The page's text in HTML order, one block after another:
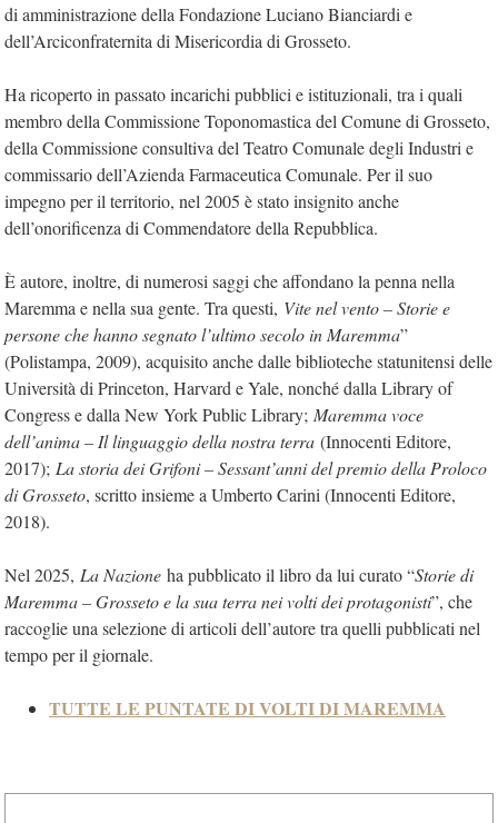
di amministrazione della Fondazione Luciano Bianciardi e
dell’Arciconfraternita di Misericordia di Grosseto.
Ha ricoperto in passato incarichi pubblici e istituzionali, tra i quali
membro della Commissione Toponomastica del Comune di Grosseto,
della Commissione consultiva del Teatro Comunale degli Industri e
commissario dell’Azienda Farmaceutica Comunale. Per il suo
impegno per il territorio, nel 2005 è stato insignito anche
dell’onorificenza di Commendatore della Repubblica.
È autore, inoltre, di numerosi saggi che affondano la penna nella
Maremma e nella sua gente. Tra questi, Vite nel vento – Storie e
persone che hanno segnato l’ultimo secolo in Maremma”
(Polistampa, 2009), acquisito anche dalle biblioteche statunitensi delle
Università di Princeton, Harvard e Yale, nonché dalla Library of
Congress e dalla New York Public Library; Maremma voce
dell’anima – Il linguaggio della nostra terra (Innocenti Editore,
2017); La storia dei Grifoni – Sessant’anni del premio della Proloco
di Grosseto, scritto insieme a Umberto Carini (Innocenti Editore,
2018).
Nel 2025, La Nazione ha pubblicato il libro da lui curato “Storie di
Maremma – Grosseto e la sua terra nei volti dei protagonisti”, che
raccoglie una selezione di articoli dell’autore tra quelli pubblicati nel
tempo per il giornale.
TUTTE LE PUNTATE DI VOLTI DI MAREMMA